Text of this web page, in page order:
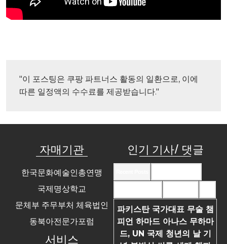
"이 포스팅은 쿠팡 파트너스 활동의 일환으로, 이에
따른 일정액의 수수료를 제공받습니다."
자매기관
한국문화예술인총연맹
국제명상학교
문체부 주무부처 체육법인
동북아전문가포럼
서비스
인기 기사/ 댓글
파키스탄 국가대표 무술 챔
피언 하마드 아나스 무하마
드, UN 국제 청년의 날 기